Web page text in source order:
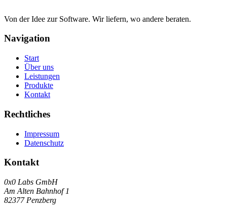
Von der Idee zur Software. Wir liefern, wo andere beraten.
Navigation
Start
Über uns
Leistungen
Produkte
Kontakt
Rechtliches
Impressum
Datenschutz
Kontakt
0x0 Labs GmbH
Am Alten Bahnhof 1
82377 Penzberg